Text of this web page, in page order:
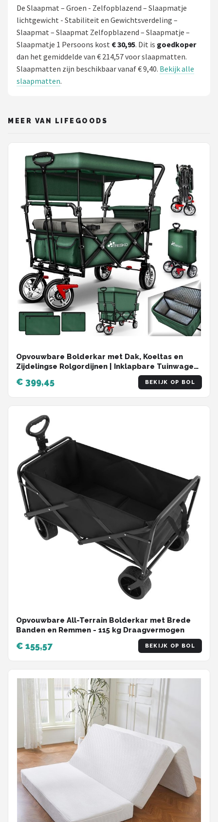
De Slaapmat – Groen - Zelfopblazend – Slaapmatje
lichtgewicht - Stabiliteit en Gewichtsverdeling –
Slaapmat – Slaapmat Zelfopblazend – Slaapmatje –
Slaapmatje 1 Persoons kost € 30,95. Dit is goedkoper
dan het gemiddelde van € 214,57 voor slaapmatten.
Slaapmatten zijn beschikbaar vanaf € 9,40. Bekijk alle
slaapmatten.
MEER VAN LIFEGOODS
Opvouwbare Bolderkar met Dak, Koeltas en
Zijdelingse Rolgordijnen | Inklapbare Tuinwagen
€ 399,45 BEKIJK OP BOL
Opvouwbare All-Terrain Bolderkar met Brede
Banden en Remmen - 115 kg Draagvermogen
€ 155,57 BEKIJK OP BOL